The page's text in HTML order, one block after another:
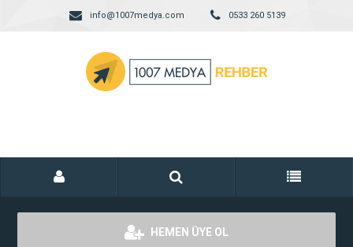
info@1007medya.com 0533 260 5139
HEMEN ÜYE OL